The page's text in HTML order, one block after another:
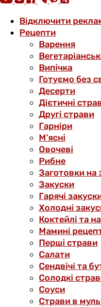
Відключити
Рецепти
Варення
Випічка
Готуємо без
Десерти
Дієтичні
Другі страви
Гарніри
М’ясні
Овочеві
Рибне
Заготовки на
Закуски
Гарячі
Холодні
Коктейлі та
Мамині
Перші страви
Салати
Сендвічі та
Солодкі
Соуси
Страви в